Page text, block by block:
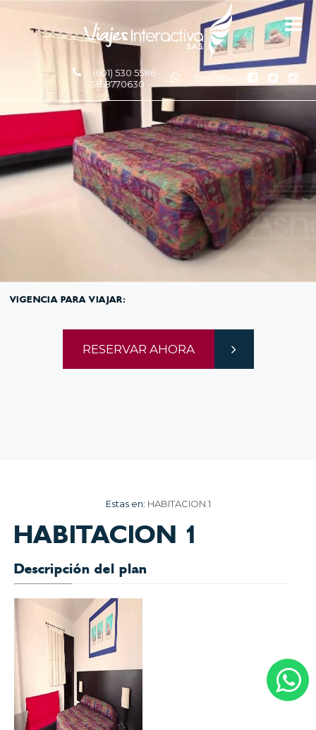
(601) 530 5586 -
3168770630
3168785400
Estas en: HABITACION 1
HABITACION 1
Descripción del plan
VIGENCIA PARA VIAJAR:
RESERVAR AHORA